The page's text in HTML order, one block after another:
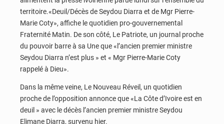
territoire.«Deuil/Décès de Seydou Diarra et de Mgr Pierre-
Marie Coty», affiche le quotidien pro-gouvernemental
Fraternité Matin. De son côté, Le Patriote, un journal proche
du pouvoir barre à sa Une que «l’ancien premier ministre
Seydou Diarra n’est plus » et « Mgr Pierre-Marie Coty
rappelé à Dieu».
Dans la même veine, Le Nouveau Réveil, un quotidien
proche de l’opposition annonce que «La Côte d’Ivoire est en
deuil » avec le décès l’ancien premier ministre Seydou
Elimane Diarra, survenu hier.